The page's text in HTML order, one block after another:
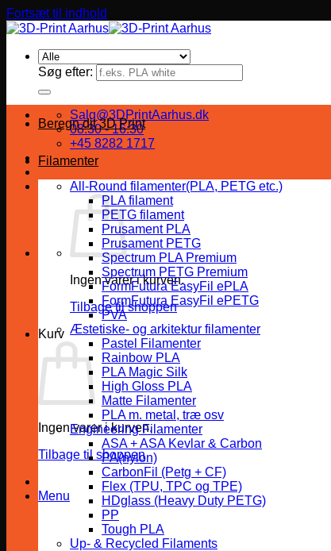
Fortsæt til indhold
Søg efter:
Salg@3DPrintAarhus.dk
08:30 - 16:30
+45 8282 1717
Ingen varer i kurven.
Tilbage til shoppen
Kurv
Ingen varer i kurven.
Tilbage til shoppen
Menu
Beregn dit 3D Print
Filamenter
All-Round filamenter(PLA, PETG etc.)
PLA filament
PETG filament
Prusament PLA
Prusament PETG
Spectrum PLA Premium
Spectrum PETG Premium
FormFutura EasyFil ePLA
FormFutura EasyFil ePETG
PVA
Æstetiske- og arkitektur filamenter
Pastel Filamenter
Rainbow PLA
PLA Magic Silk
High Gloss PLA
Matte Filamenter
PLA m. metal, træ osv
Engineering Filamenter
ASA + ASA Kevlar & Carbon
PA(nylon)
CarbonFil (Petg + CF)
Flex (TPU, TPC og TPE)
HDglass (Heavy Duty PETG)
PP
Tough PLA
Up- & Recycled Filaments